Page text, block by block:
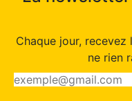
Chaque jour,
ne rien